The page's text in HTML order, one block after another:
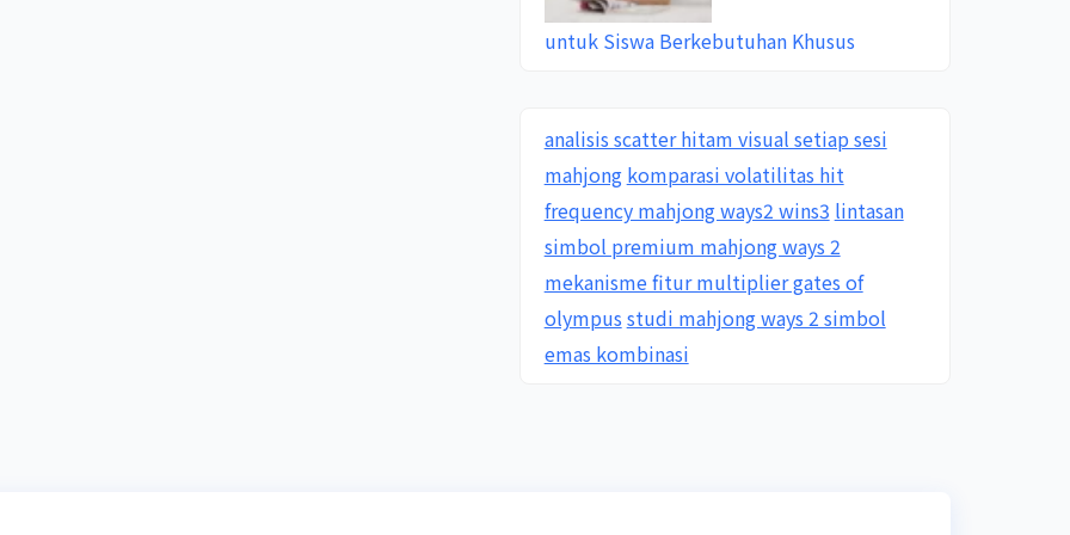
untuk Siswa Berkebutuhan Khusus
analisis scatter hitam visual setiap sesi
mahjong komparasi volatilitas hit
frequency mahjong ways2 wins3 lintasan
simbol premium mahjong ways 2
mekanisme fitur multiplier gates of
olympus studi mahjong ways 2 simbol
emas kombinasi